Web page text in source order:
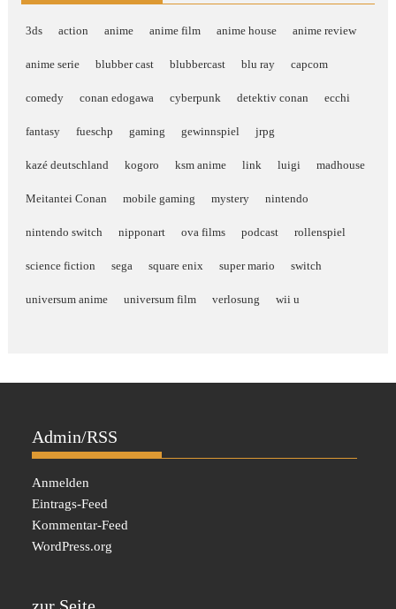
3ds action anime anime film anime house anime review
anime serie blubber cast blubbercast blu ray capcom
comedy conan edogawa cyberpunk detektiv conan ecchi
fantasy fueschp gaming gewinnspiel jrpg
kazé deutschland kogoro ksm anime link luigi madhouse
Meitantei Conan mobile gaming mystery nintendo
nintendo switch nipponart ova films podcast rollenspiel
science fiction sega square enix super mario switch
universum anime universum film verlosung wii u
Admin/RSS
Anmelden
Eintrags-Feed
Kommentar-Feed
WordPress.org